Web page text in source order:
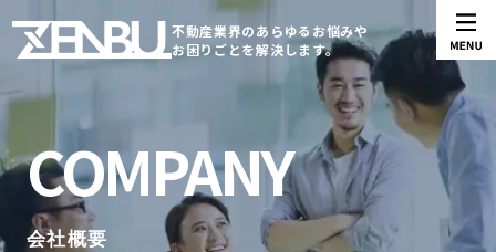
不動産業界のあらゆるお悩みや
お困りごとを解決します。
COMPANY
会社概要
PHILOSOPHY
経営理念